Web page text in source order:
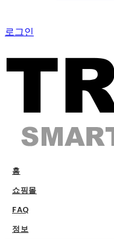
로그인
홈
쇼핑몰
FAQ
정보